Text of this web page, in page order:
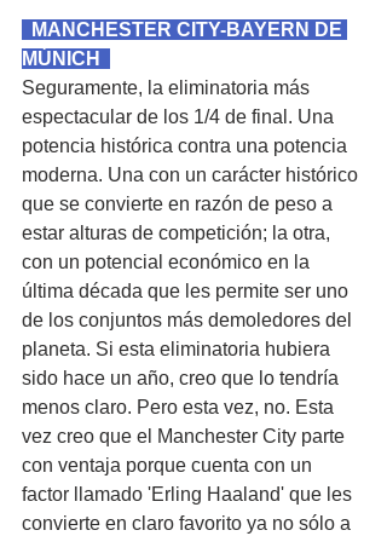
MÚNICH
Seguramente, la eliminatoria más
espectacular de los 1/4 de final. Una
potencia histórica contra una potencia
moderna. Una con un carácter histórico
que se convierte en razón de peso a
estar alturas de competición; la otra,
con un potencial económico en la
última década que les permite ser uno
de los conjuntos más demoledores del
planeta. Si esta eliminatoria hubiera
sido hace un año, creo que lo tendría
menos claro. Pero esta vez, no. Esta
vez creo que el Manchester City parte
con ventaja porque cuenta con un
factor llamado 'Erling Haaland' que les
convierte en claro favorito ya no sólo a